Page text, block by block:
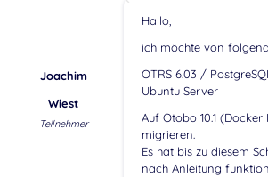
Joachim
Wiest
Teilnehmer
Hallo,
ich möchte von
OTRS 6.03 /
Ubuntu Server
Auf Otobo 10.1
migrieren.
Es hat bis zu diesem
nach Anleitung